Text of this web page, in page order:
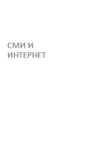
СМИ И
ИНТЕРНЕТ